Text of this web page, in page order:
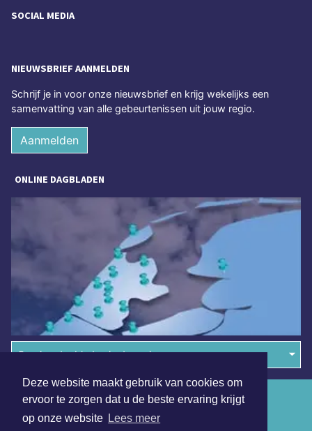
Deze website maakt gebruik van cookies om
ervoor te zorgen dat u de beste ervaring krijgt
op onze website Lees meer
SOCIAL MEDIA
NIEUWSBRIEF AANMELDEN
Schrijf je in voor onze nieuwsbrief en krijg wekelijks een
samenvatting van alle gebeurtenissen uit jouw regio.
Aanmelden
ONLINE DAGBLADEN
Overige dagbladen in de regio
Algemene voorwaarden
Disclaimer